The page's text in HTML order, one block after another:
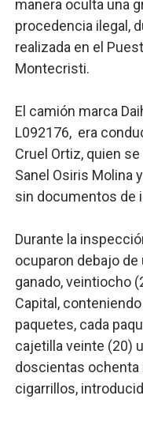
manera oculta una
procedencia ilegal,
realizada en el
Montecristi.
El camión marca
L092176, era
Cruel Ortiz, quien
Sanel Osiris Molina
sin documentos de
Durante la
ocuparon debajo de
ganado, veintiocho
Capital,
paquetes, cada
cajetilla veinte (20)
doscientas ochenta
cigarrillos,